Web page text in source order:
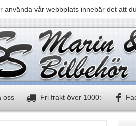
använda vår webbplats innebär det att
oss Fri frakt över 1000:-